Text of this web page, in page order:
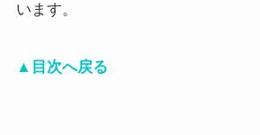
います。
▲目次へ戻る